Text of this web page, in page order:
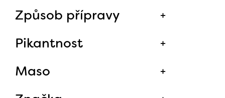
Způsob přípravy
Pikantnost
Maso